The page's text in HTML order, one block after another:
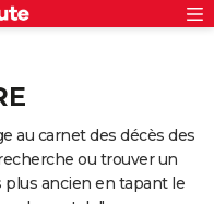
au carnet des décès des
ou trouver un
plus ancien en tapant le